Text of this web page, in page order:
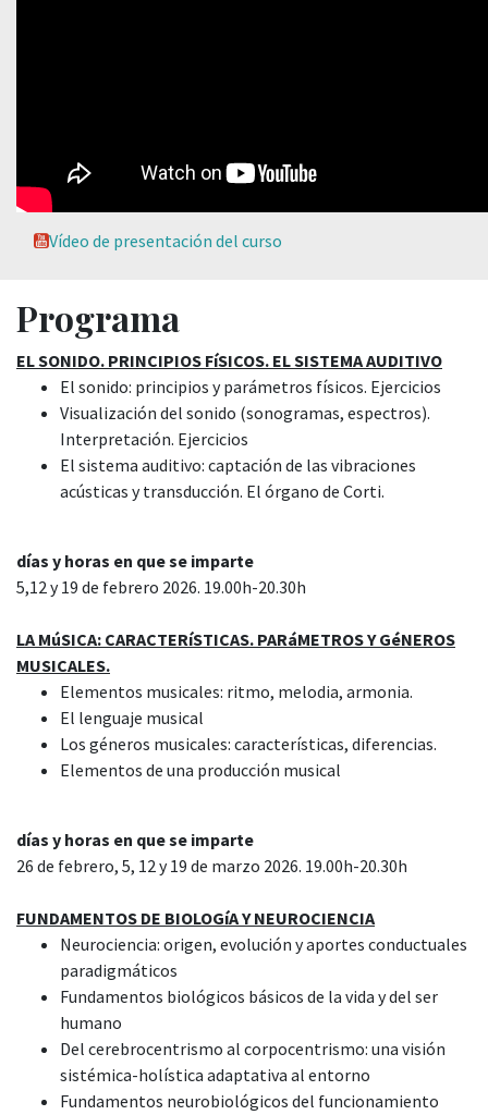
Vídeo de presentación del curso
Programa
EL SONIDO. PRINCIPIOS FíSICOS. EL SISTEMA AUDITIVO
El sonido: principios y parámetros físicos. Ejercicios
Visualización del sonido (sonogramas, espectros).
Interpretación. Ejercicios
El sistema auditivo: captación de las vibraciones
acústicas y transducción. El órgano de Corti.
días y horas en que se imparte
5,12 y 19 de febrero 2026. 19.00h-20.30h
LA MúSICA: CARACTERíSTICAS. PARáMETROS Y GéNEROS
MUSICALES.
Elementos musicales: ritmo, melodia, armonia.
El lenguaje musical
Los géneros musicales: características, diferencias.
Elementos de una producción musical
días y horas en que se imparte
26 de febrero, 5, 12 y 19 de marzo 2026. 19.00h-20.30h
FUNDAMENTOS DE BIOLOGíA Y NEUROCIENCIA
Neurociencia: origen, evolución y aportes conductuales
paradigmáticos
Fundamentos biológicos básicos de la vida y del ser
humano
Del cerebrocentrismo al corpocentrismo: una visión
sistémica-holística adaptativa al entorno
Fundamentos neurobiológicos del funcionamiento